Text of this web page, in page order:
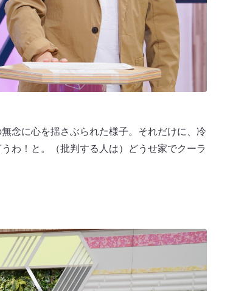
念に心を揺さぶられた様子。それだけに、冷
わ！と。（批判する人は）どうせ家でクーラ